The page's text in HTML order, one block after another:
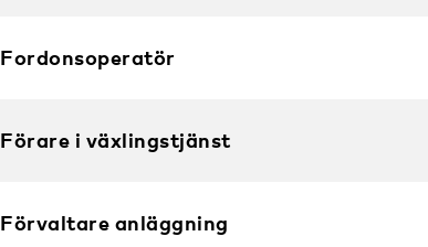
Fordonsoperatör
Förare i växlingstjänst
Förvaltare anläggning